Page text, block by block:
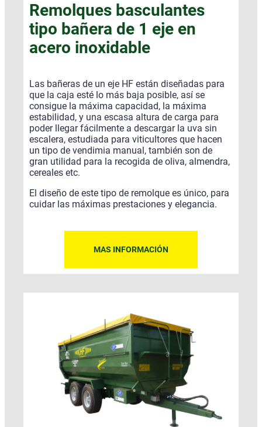
Remolques basculantes
tipo bañera de 1 eje en
acero inoxidable
Las bañeras de un eje HF están diseñadas para
que la caja esté lo más baja posible, así se
consigue la máxima capacidad, la máxima
estabilidad, y una escasa altura de carga para
poder llegar fácilmente a descargar la uva sin
escalera, estudiada para viticultores que hacen
un tipo de vendimia manual, también son de
gran utilidad para la recogida de oliva, almendra,
cereales etc.
El diseño de este tipo de remolque es único, para
cuidar las máximas prestaciones y elegancia.
MAS INFORMACIÓN